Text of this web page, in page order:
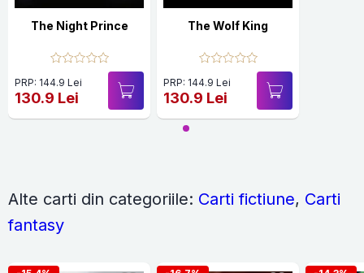
The Night Prince
PRP: 144.9 Lei
130.9 Lei
The Wolf King
PRP: 144.9 Lei
130.9 Lei
Alte carti din categoriile: Carti fictiune, Carti
fantasy